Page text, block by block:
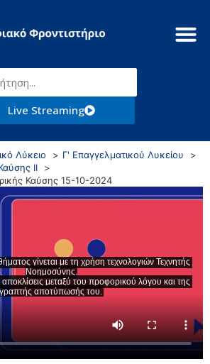
Live Streaming
Λύκειο
Γ' Επαγγελματικού Λυκείου
ΙΙ
Καύσης 15-10-2024